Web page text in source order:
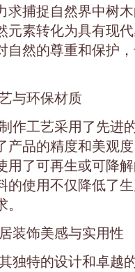
求捕捉自然界中树
元素转化为具有现
自然的尊重和保护
与环保材质
作工艺采用了先进
产品的精度和美观
用了可再生或可降
的使用不仅降低了
装饰美感与实用性
独特的设计和卓越